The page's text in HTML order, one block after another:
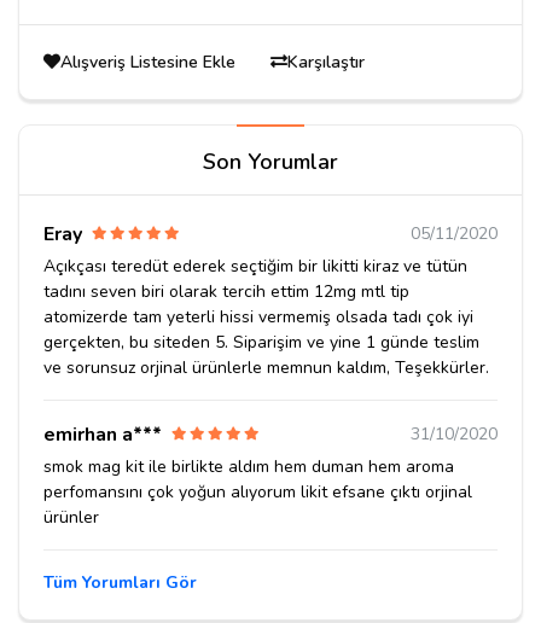
Alışveriş Listesine Ekle Karşılaştır
Son Yorumlar
Eray
05/11/2020
Açıkçası teredüt ederek seçtiğim bir likitti kiraz ve tütün
tadını seven biri olarak tercih ettim 12mg mtl tip
atomizerde tam yeterli hissi vermemiş olsada tadı çok iyi
gerçekten, bu siteden 5. Siparişim ve yine 1 günde teslim
ve sorunsuz orjinal ürünlerle memnun kaldım, Teşekkürler.
emirhan a***
31/10/2020
smok mag kit ile birlikte aldım hem duman hem aroma
perfomansını çok yoğun alıyorum likit efsane çıktı orjinal
ürünler
Tüm Yorumları Gör